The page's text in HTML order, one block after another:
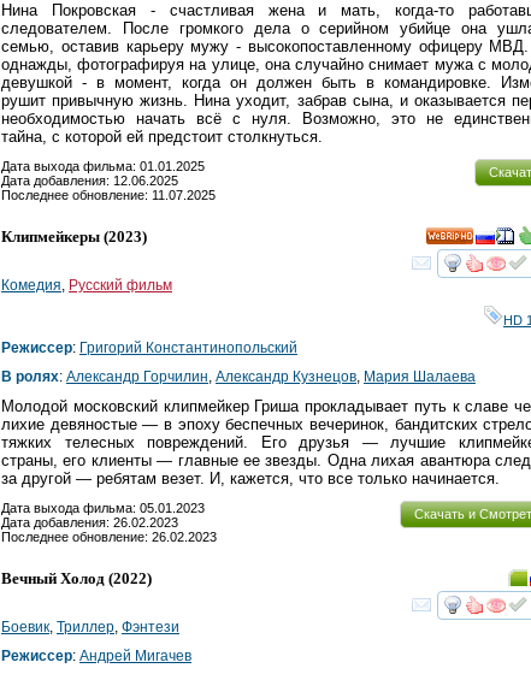
Нина Покровская - счастливая жена и мать, когда-то
следователем. После громкого дела о серийном убийце она
семью, оставив карьеру мужу - высокопоставленному офицеру
однажды, фотографируя на улице, она случайно снимает мужа с
девушкой - в момент, когда он должен быть в командировке.
рушит привычную жизнь. Нина уходит, забрав сына, и оказывается
необходимостью начать всё с нуля. Возможно, это не
тайна, с которой ей предстоит столкнуться.
Дата выхода фильма: 01.01.2025
Дата добавления: 12.06.2025
Последнее обновление: 11.07.2025
HD
Клипмейкеры (2023)
Комедия, Русский фильм
HD
Режиссер: Григорий Константинопольский
В ролях: Александр Горчилин, Александр Кузнецов, Мария Шалаева
Молодой московский клипмейкер Гриша прокладывает путь к славе
лихие девяностые — в эпоху беспечных вечеринок, бандитских
тяжких телесных повреждений. Его друзья — лучшие
страны, его клиенты — главные ее звезды. Одна лихая авантюра
за другой — ребятам везет. И, кажется, что все только начинается.
Скачать и
Дата выхода фильма: 05.01.2023
Дата добавления: 26.02.2023
Последнее обновление: 26.02.2023
Вечный Холод (2022)
Боевик Триллер Фэнтези
Режиссер: Андрей Мигачев